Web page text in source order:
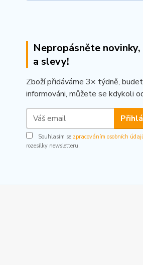
Nepropásněte novinky,
a slevy!
Zboží přidáváme 3× týdně,
informováni, můžete se kdykoli
Souhlasím se zpracováním osobních
rozesílky newsletteru.